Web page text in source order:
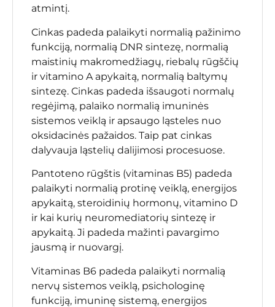
atmintį.
Cinkas padeda palaikyti normalią pažinimo
funkciją, normalią DNR sintezę, normalią
maistinių makromedžiagų, riebalų rūgščių
ir vitamino A apykaitą, normalią baltymų
sintezę. Cinkas padeda išsaugoti normalų
regėjimą, palaiko normalią imuninės
sistemos veiklą ir apsaugo ląsteles nuo
oksidacinės pažaidos. Taip pat cinkas
dalyvauja ląstelių dalijimosi procesuose.
Pantoteno rūgštis (vitaminas B5) padeda
palaikyti normalią protinę veiklą, energijos
apykaitą, steroidinių hormonų, vitamino D
ir kai kurių neuromediatorių sintezę ir
apykaitą. Ji padeda mažinti pavargimo
jausmą ir nuovargį.
Vitaminas B6 padeda palaikyti normalią
nervų sistemos veiklą, psichologinę
funkciją, imuninę sistemą, energijos